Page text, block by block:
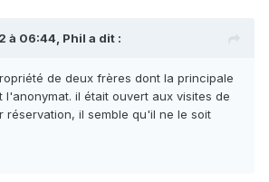
à 06:44, Phil a dit :
de deux frères dont la principale
il était ouvert aux visites de
réservation, il semble qu'il ne le soit